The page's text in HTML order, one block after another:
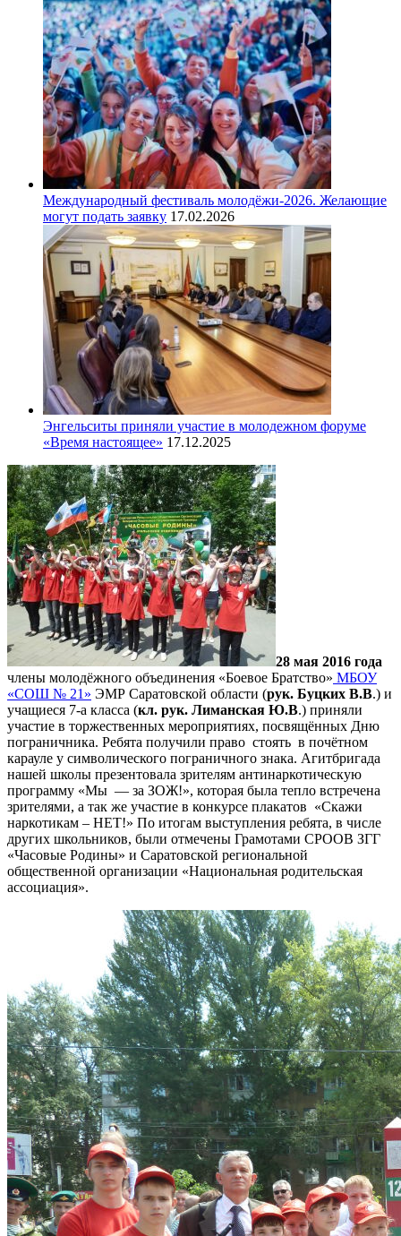
Международный фестиваль молодёжи-2026. Желающие
могут подать заявку 17.02.2026
Энгельситы приняли участие в молодежном форуме
«Время настоящее» 17.12.2025
28 мая 2016 года
члены молодёжного объединения «Боевое Братство» МБОУ
«СОШ № 21» ЭМР Саратовской области (рук. Буцких В.В.) и
учащиеся 7-а класса (кл. рук. Лиманская Ю.В.) приняли
участие в торжественных мероприятиях, посвящённых Дню
пограничника. Ребята получили право стоять в почётном
карауле у символического пограничного знака. Агитбригада
нашей школы презентовала зрителям антинаркотическую
программу «Мы — за ЗОЖ!», которая была тепло встречена
зрителями, а так же участие в конкурсе плакатов «Скажи
наркотикам – НЕТ!» По итогам выступления ребята, в числе
других школьников, были отмечены Грамотами СРООВ ЗГГ
«Часовые Родины» и Саратовской региональной
общественной организации «Национальная родительская
ассоциация».